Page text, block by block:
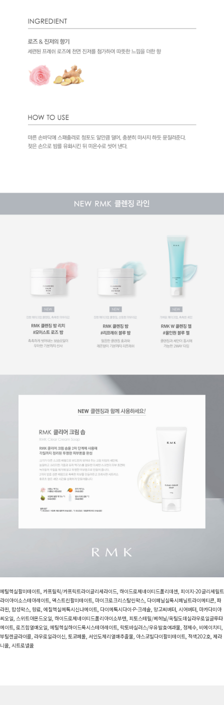
에틸헥실팔미테이트, 카프릴릭/카프릭트라이글리세라이드, 하이드로제네이티드폴리데센, 피이지-20글리세릴트
라이아이소스테아레이트, 덱스트린팔미테이트, 마이크로크리스탈린왁스, 다이페닐실록시페닐트라이메티콘, 파
라핀, 합성왁스, 향료, 에칠헥실메톡시신나메이트, 다이메톡시다이-P-크레솔, 망고씨버터, 시어버터, 마카다미아
씨오일, 스위트아몬드오일, 하이드로제네이티드폴리아이소부텐, 피토스테릴/베헤닐/옥틸도데실라우로일글루타
메이트, 로즈힙열매오일, 에틸헥실하이드록시스테아레이트, 락토바실러스/우유발효여과물, 정제수, 비에이치티,
부틸렌글라이콜, 라우로일라이신, 토코페롤, 서인도체리열매추출물, 아스코빌다이팔미테이트, 적색202호, 제라
니올, 시트로넬올